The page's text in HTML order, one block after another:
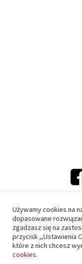
PIU
Używamy cookies na
dopasowane
zgadzasz się na
przycisk ,,Ustawienia
które z nich chcesz
cookies.